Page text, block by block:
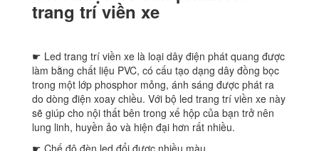
trang trí viền xe
☛ Led trang trí viền xe là loại dây điện phát quang được
làm bằng chất liệu PVC, có cấu tạo dạng dây đồng bọc
trong một lớp phosphor mỏng, ánh sáng được phát ra
do dòng điện xoay chiều. Với bộ led trang trí viền xe này
sẽ giúp cho nội thất bên trong xế hộp của bạn trở nên
lung linh, huyền ảo và hiện đại hơn rất nhiều.